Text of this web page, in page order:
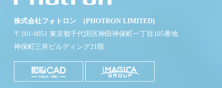
株式会社フォトロン (PHOTRON LIMITED)
〒101-0051 東京都千代田区神田神保町一丁目105番地
神保町三井ビルディング21階